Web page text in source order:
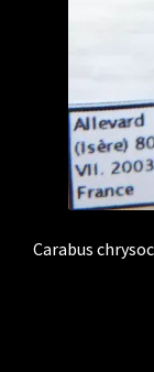
Carabus